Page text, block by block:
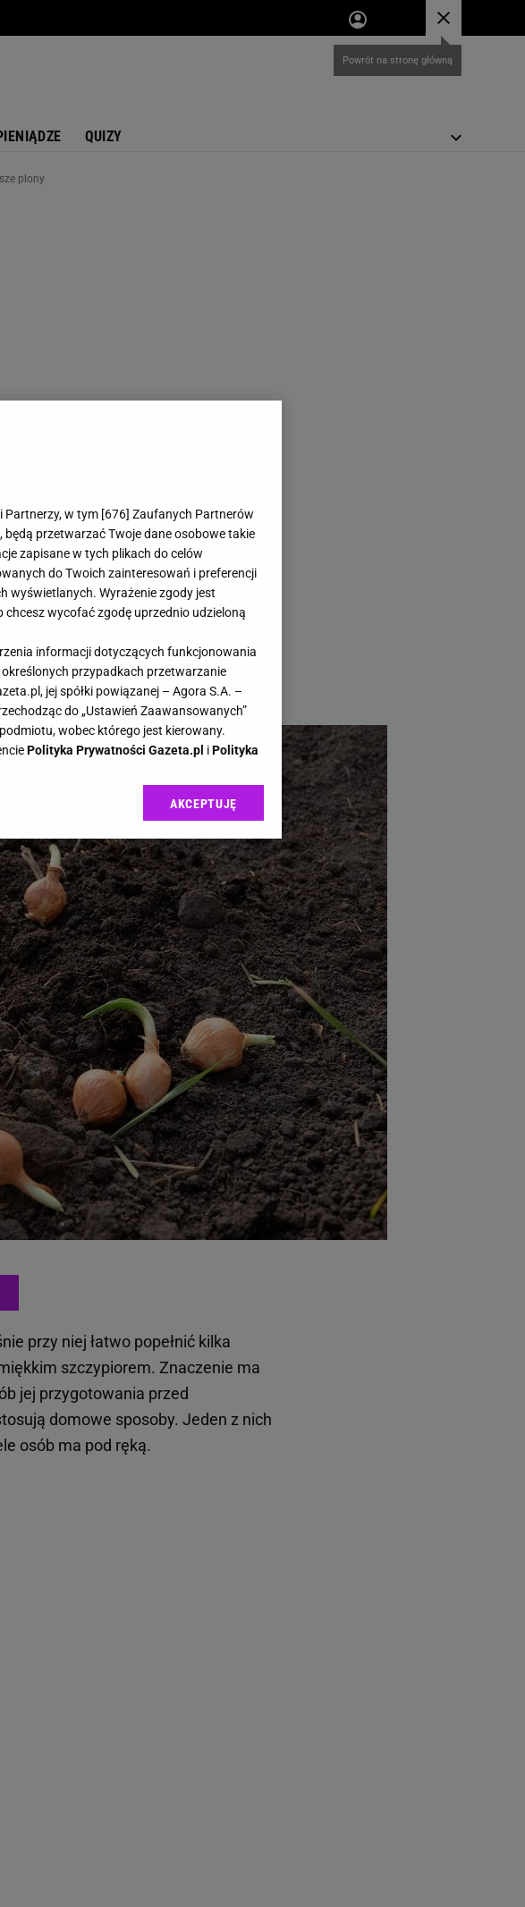
QUIZY
plony
niemu plony są
zmienić cały późniejszy
ogromne znaczenie ma już
przy niej łatwo popełnić kilka
szczypiorem. Znaczenie ma
jej przygotowania przed
domowe sposoby. Jeden z nich
osób ma pod ręką.
Partnerzy, w tym [676] Zaufanych Partnerów
będą przetwarzać Twoje dane osobowe takie
zapisane w tych plikach do celów
do Twoich zainteresowań i preferencji
wyświetlanych. Wyrażenie zgody jest
chcesz wycofać zgodę uprzednio udzieloną
informacji dotyczących funkcjonowania
przypadkach przetwarzanie
jej spółki powiązanej – Agora S.A. –
do „Ustawień Zaawansowanych”
wobec którego jest kierowany.
Polityka Prywatności Gazeta.pl iPolityka
plików cookie Gazeta.pl sp. z o.o., jej
dot. przetwarzania danych poprzez
Zaawansowanych”. Zmiana ustawień
w następujących celach:
urządzenia do celów identyfikacji.
reklamy i treści, pomiar reklam i treści,
AKCEPTUJĘ